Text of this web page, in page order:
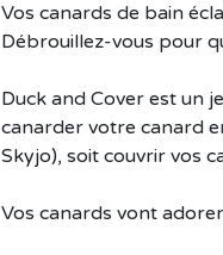
Vos canards de bain
Débrouillez-vous pour
Duck and Cover est un
canarder votre canard
Skyjo), soit couvrir vos
Vos canards vont